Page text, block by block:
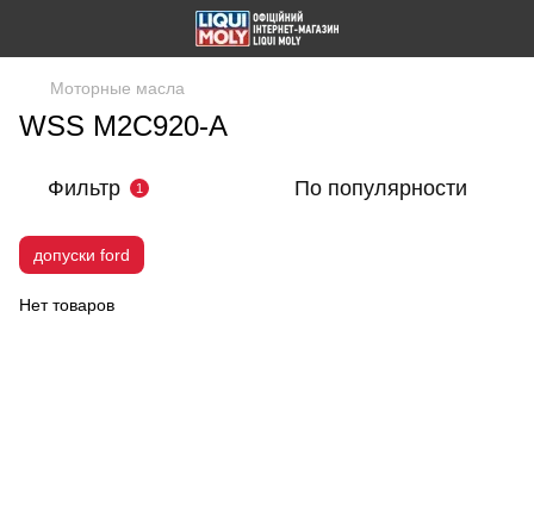
Моторные масла
WSS M2C920-A
Фильтр 1 По популярности
допуски ford
Нет товаров